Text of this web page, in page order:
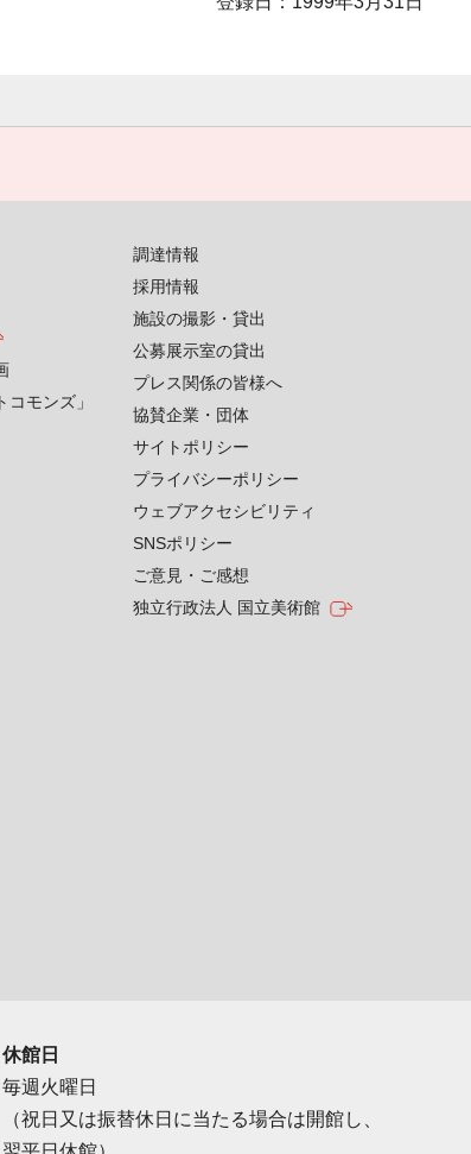
モンズ」
調達情報
採用情報
施設の撮影・貸出
公募展示室の貸出
プレス関係の皆様へ
協賛企業・団体
サイトポリシー
プライバシーポリシー
ウェブアクセシビリティ
SNSポリシー
ご意見・ご感想
独立行政法人 国立美術館
休館日
毎週火曜日
（祝日又は振替休日に当たる場合は開館し、